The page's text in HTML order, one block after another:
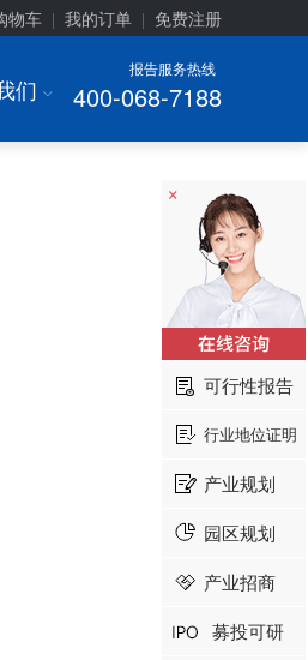
物车 我的订单 免费注册
报告服务热线
400-068-7188
们 I
×
可行性报告
行业地位证明
产业规划
园区规划
产业招商
募投可研